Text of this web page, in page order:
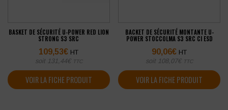
BASKET DE SÉCURITÉ U-POWER RED LION
STRONG S3 SRC
109,53€ HT
soit 131,44€ TTC
VOIR LA FICHE PRODUIT
BACKET DE SÉCURITÉ MONTANTE U-
POWER STOCCOLMA S3 SRC CI ESD
90,06€ HT
soit 108,07€ TTC
VOIR LA FICHE PRODUIT